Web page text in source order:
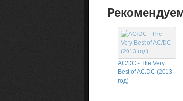
AC/DC - The Very
Best of AC/DC (2013
год)